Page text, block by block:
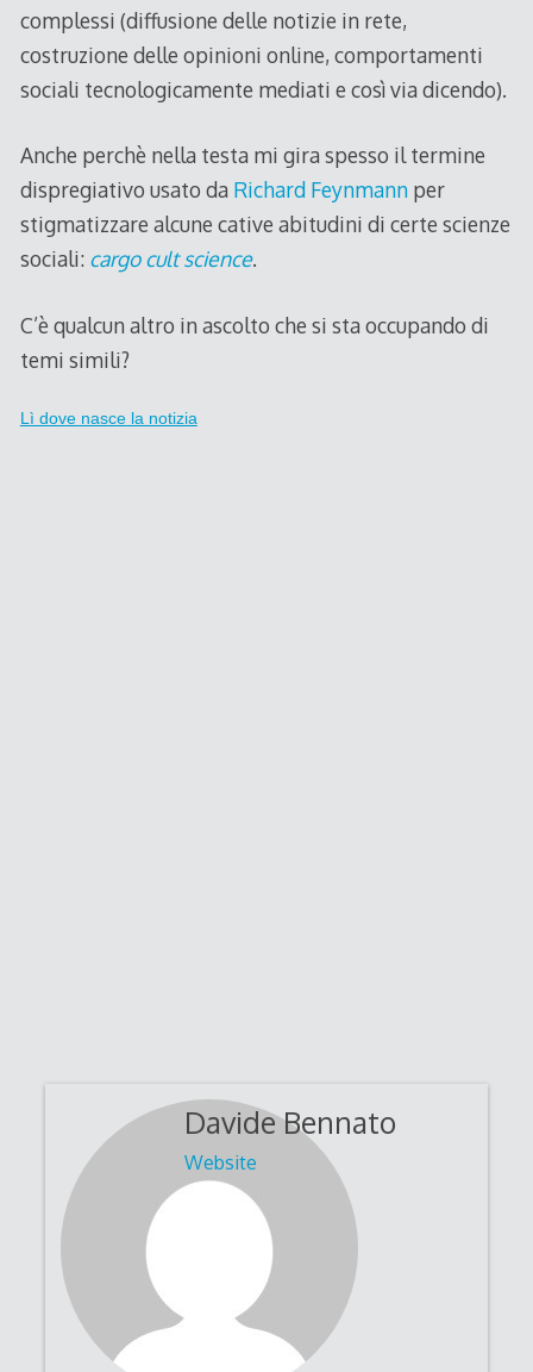
complessi (diffusione delle notizie in rete,
costruzione delle opinioni online, comportamenti
sociali tecnologicamente mediati e così via dicendo).
Anche perchè nella testa mi gira spesso il termine
dispregiativo usato da Richard Feynmannper
stigmatizzare alcune cative abitudini di certe scienze
sociali: cargo cult science.
C’è qualcun altro in ascolto che si sta occupando di
temi simili?
Lì dove nasce la notizia
Davide Bennato
Website